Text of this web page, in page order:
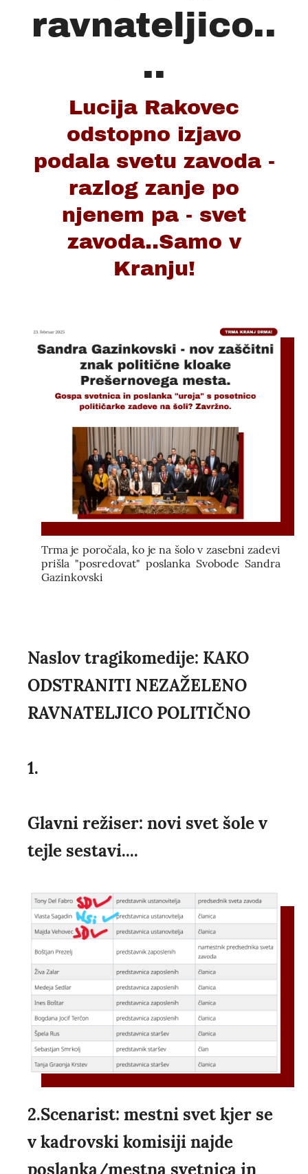
ravnateljico..
..
Lucija Rakovec
odstopno izjavo
podala svetu zavoda -
razlog zanje po
njenem pa - svet
zavoda..Samo v
Kranju!
Trma je poročala, ko je na šolo v zasebni zadevi
prišla "posredovat" poslanka Svobode Sandra
Gazinkovski
Naslov tragikomedije: KAKO
ODSTRANITI NEZAŽELENO
RAVNATELJICO POLITIČNO
1.
Glavni režiser: novi svet šole v
tejle sestavi....
2.Scenarist: mestni svet kjer se
v kadrovski komisiji najde
poslanka/mestna svetnica in